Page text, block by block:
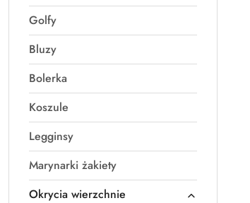
Golfy
Bluzy
Bolerka
Koszule
Legginsy
Marynarki żakiety
Okrycia wierzchnie